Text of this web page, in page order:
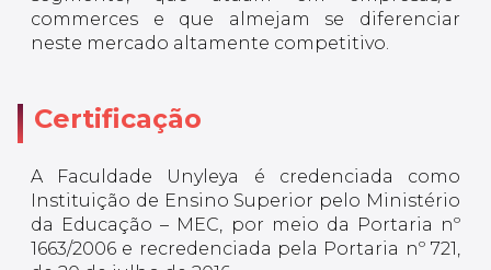
commerces e que almejam se diferenciar
neste mercado altamente competitivo.
Certificação
A Faculdade Unyleya é credenciada como
Instituição de Ensino Superior pelo Ministério
da Educação – MEC, por meio da Portaria nº
1663/2006 e recredenciada pela Portaria nº 721,